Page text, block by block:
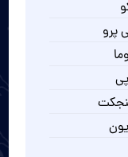
پرو